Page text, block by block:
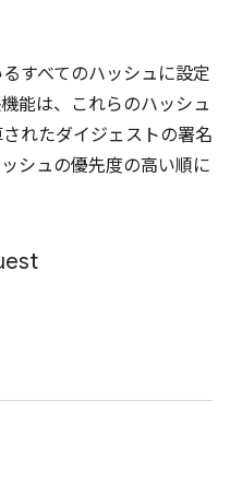
すべてのハッシュに設定
能は、これらのハッシュ
れたダイジェストの署名
シュの優先度の高い順に